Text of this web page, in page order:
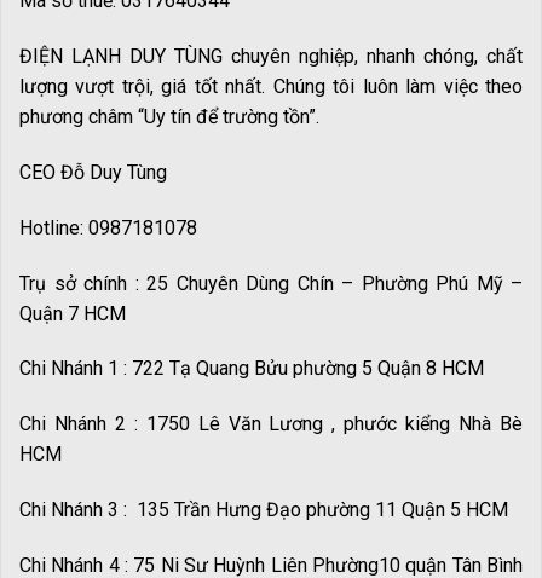
ĐIỆN LẠNH DUY TÙNG chuyên nghiệp, nhanh chóng, chất
lượng vượt trội, giá tốt nhất. Chúng tôi luôn làm việc theo
phương châm “Uy tín để trường tồn”.
CEO Đỗ Duy Tùng
Hotline: 0987181078
Trụ sở chính : 25 Chuyên Dùng Chín – Phường Phú Mỹ –
Quận 7 HCM
Chi Nhánh 1 : 722 Tạ Quang Bửu phường 5 Quận 8 HCM
Chi Nhánh 2 : 1750 Lê Văn Lương , phước kiểng Nhà Bè
HCM
Chi Nhánh 3 : 135 Trần Hưng Đạo phường 11 Quận 5 HCM
Chi Nhánh 4 : 75 Ni Sư Huỳnh Liên Phường10 quận Tân Bình